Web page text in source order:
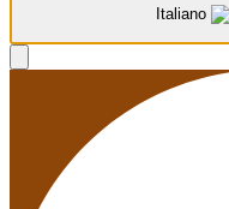
Italiano